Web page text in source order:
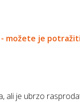
je
je ubrzo